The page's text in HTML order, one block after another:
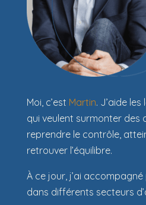
Moi, c’est Martin. J’aide
qui veulent surmonter des
reprendre le contrôle,
retrouver l’équilibre.
À ce jour, j’ai
dans différents secteurs